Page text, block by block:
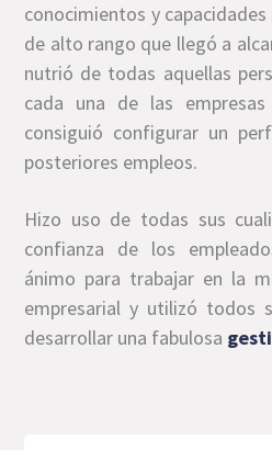
conocimientos y
de alto rango que llegó a
nutrió de todas aquellas
cada una de las
consiguió configurar un
posteriores empleos.
Hizo uso de todas sus
confianza de los
ánimo para trabajar en la
empresarial y utilizó todos
desarrollar una fabulosa